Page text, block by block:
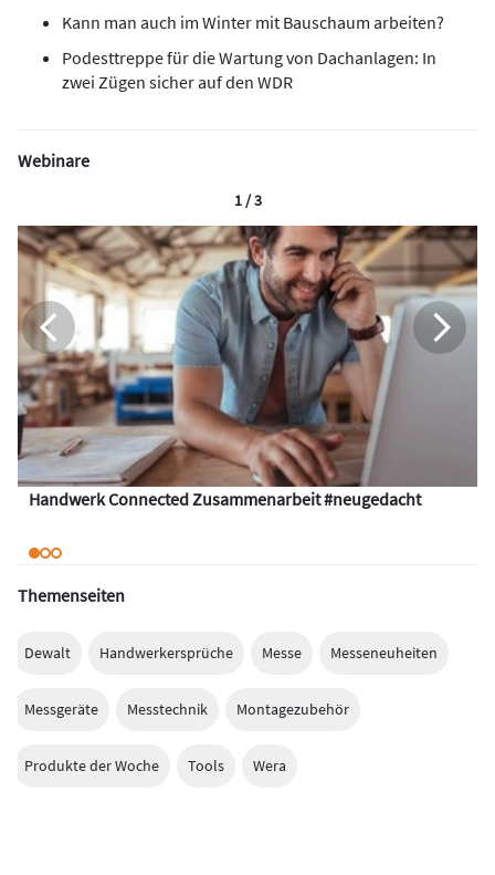
Kann man auch im Winter mit Bauschaum arbeiten?
Podesttreppe für die Wartung von Dachanlagen: In
zwei Zügen sicher auf den WDR
Webinare
Handwerk Connected Zusammenarbeit #neugedacht
1 / 3
Themenseiten
Dewalt Handwerkersprüche Messe Messeneuheiten
Messgeräte Messtechnik Montagezubehör
Produkte der Woche Tools Wera